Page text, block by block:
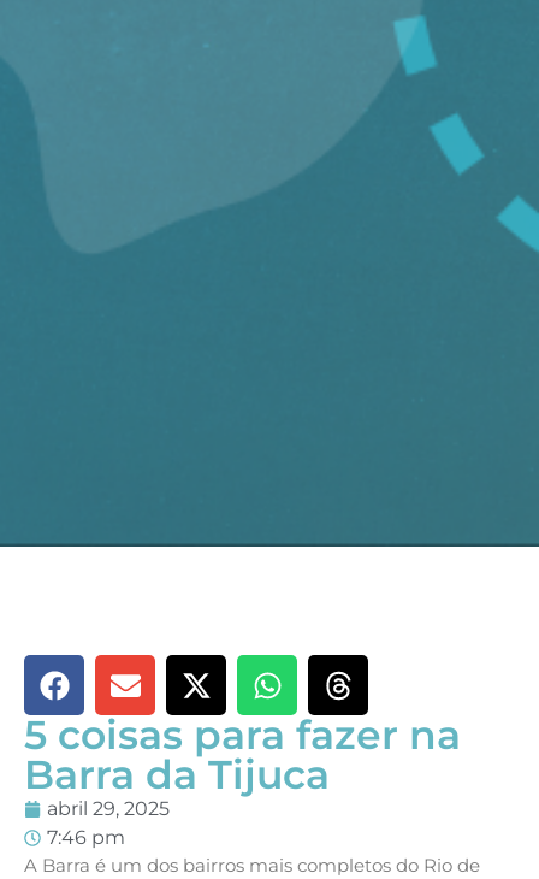
5 coisas para fazer na
Barra da Tijuca
abril 29, 2025
7:46 pm
A Barra é um dos bairros mais completos do Rio de